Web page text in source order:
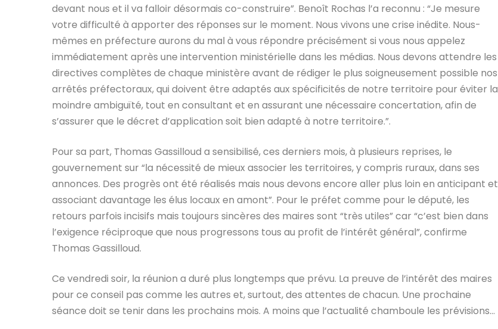
devant nous et il va falloir désormais co-construire”. Benoît Rochas l’a reconnu : “Je mesure
votre difficulté à apporter des réponses sur le moment. Nous vivons une crise inédite. Nous-
mêmes en préfecture aurons du mal à vous répondre précisément si vous nous appelez
immédiatement après une intervention ministérielle dans les médias. Nous devons attendre les
directives complètes de chaque ministère avant de rédiger le plus soigneusement possible nos
arrêtés préfectoraux, qui doivent être adaptés aux spécificités de notre territoire pour éviter la
moindre ambiguïté, tout en consultant et en assurant une nécessaire concertation, afin de
s’assurer que le décret d’application soit bien adapté à notre territoire.”.
Pour sa part, Thomas Gassilloud a sensibilisé, ces derniers mois, à plusieurs reprises, le
gouvernement sur “la nécessité de mieux associer les territoires, y compris ruraux, dans ses
annonces. Des progrès ont été réalisés mais nous devons encore aller plus loin en anticipant et
associant davantage les élus locaux en amont”. Pour le préfet comme pour le député, les
retours parfois incisifs mais toujours sincères des maires sont “très utiles” car “c’est bien dans
l’exigence réciproque que nous progressons tous au profit de l’intérêt général”, confirme
Thomas Gassilloud.
Ce vendredi soir, la réunion a duré plus longtemps que prévu. La preuve de l’intérêt des maires
pour ce conseil pas comme les autres et, surtout, des attentes de chacun. Une prochaine
séance doit se tenir dans les prochains mois. A moins que l’actualité chamboule les prévisions…